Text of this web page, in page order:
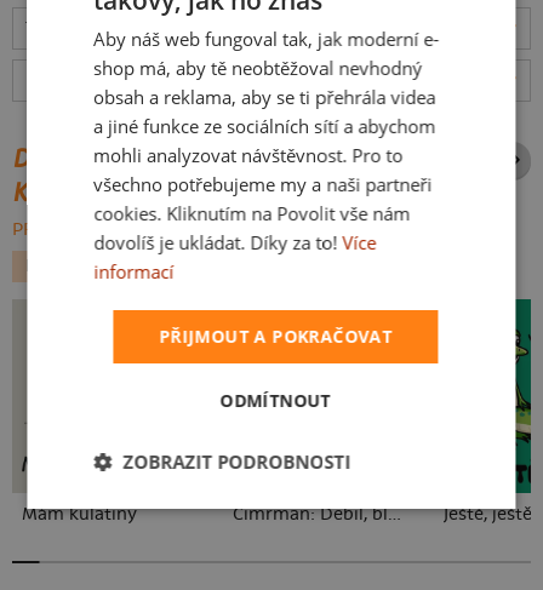
Tabulka velikostí : Jakou vybrat?
Hodnocení:4.93 (3038recenzí)
DALŠÍ POTISKY ZE STEJNÉ
KATEGORIE
PROCHÁZET VŠE:
LÁSKA
VELIKONOCE
Mám kulatiny Cimrman: Debil, blbeček Ještě, ještě
SLOVAK
Aby náš web fungoval tak, jak moderní e-
shop má, aby tě neobtěžoval nevhodný
obsah a reklama, aby se ti přehrála videa
a jiné funkce ze sociálních sítí a abychom
mohli analyzovat návštěvnost. Pro to
všechno potřebujeme my a naši partneři
cookies. Kliknutím na Povolit vše nám
dovolíš je ukládat. Díky za to! Více
informací
PŘIJMOUT A POKRAČOVAT
ODMÍTNOUT
ZOBRAZIT PODROBNOSTI